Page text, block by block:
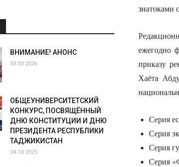
знатоками
ежегодно
приказу
Хаёта
Серия
Серия
Серия
Серия
ВНИМАНИЕ! АНОНС
03.03.2026
ОБЩЕУНИВЕРСИТЕТСКИЙ
КОНКУРС, ПОСВЯЩЁННЫЙ
ДНЮ КОНСТИТУЦИИ И ДНЮ
ПРЕЗИДЕНТА РЕСПУБЛИКИ
ТАДЖИКИСТАН
24.10.2025